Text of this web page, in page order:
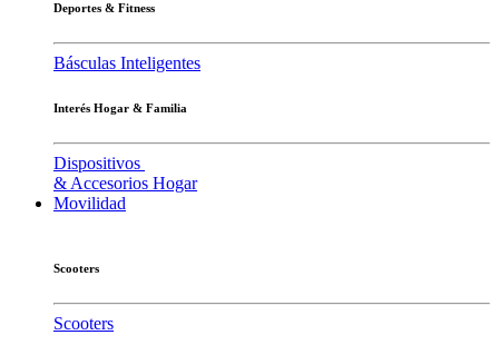
Deportes & Fitness
Básculas Inteligentes
Interés Hogar & Familia
Dispositivos
& Accesorios Hogar
Movilidad
Scooters
Scooters